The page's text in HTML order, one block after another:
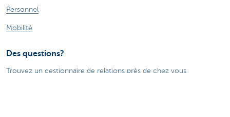
Personnel
Mobilité
Des questions?
Trouvez un gestionnaire de relations près de chez vous